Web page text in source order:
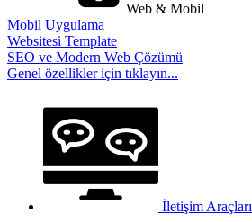
Web & Mobil
Mobil Uygulama
Websitesi Template
SEO ve Modern Web Çözümü
Genel özellikleriçin tıklayın...
İletişim Araçları